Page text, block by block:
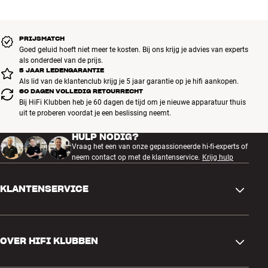
PRIJSMATCH
Goed geluid hoeft niet meer te kosten. Bij ons krijg je advies van experts
als onderdeel van de prijs.
5 JAAR LEDENGARANTIE
Als lid van de klantenclub krijg je 5 jaar garantie op je hifi aankopen.
60 DAGEN VOLLEDIG RETOURRECHT
Bij HiFi Klubben heb je 60 dagen de tijd om je nieuwe apparatuur thuis
uit te proberen voordat je een beslissing neemt.
HULP NODIG?
Vraag het een van onze gepassioneerde hi-fi-experts of
neem contact op met de klantenservice. Krijg hulp
KLANTENSERVICE
OVER HIFI KLUBBEN